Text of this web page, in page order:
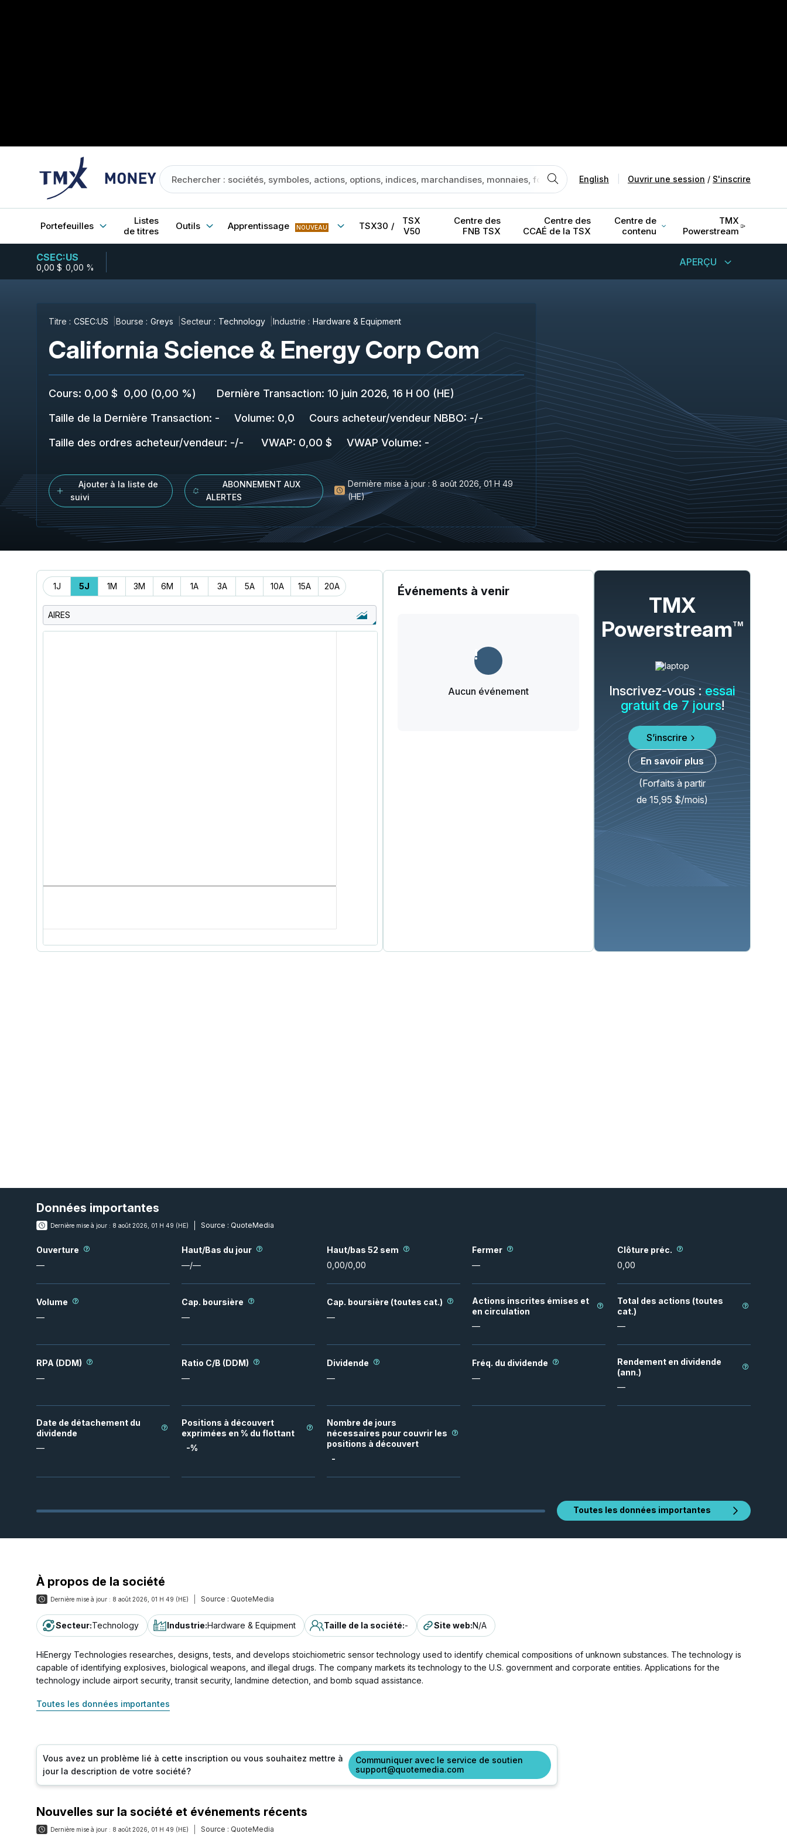
English Ouvrir une session / S'inscrire
Portefeuilles
Listes
de titres
Outils Apprentissage NOUVEAU TSX30 /
TSX
V50
Centre des
FNB TSX
Centre des
CCAÉ de la TSX
Centre de
contenu
TMX
Powerstream
CSEC:US
0,00 $-0,00 % APERÇU
Titre : CSEC:US Bourse : Greys Secteur : Technology Industrie : Hardware & Equipment
California Science & Energy Corp Com
Cours: 0,00 $ 0,00 (0,00 %) Dernière Transaction: 10 juin 2026, 16 H 00 (HE)
Taille de la Dernière Transaction: - Volume: 0,0 Cours acheteur/vendeur NBBO: -/-
Taille des ordres acheteur/vendeur: -/- VWAP: 0,00 $ VWAP Volume: -
Ajouter à la liste de
suivi
ABONNEMENT AUX
ALERTES
Dernière mise à jour : 8 août 2026, 01 H 49
(HE)
Période
1J 5J 1M 3M 6M 1A 3A 5A 10A 15A 20A
AIRES
Événements à venir
Aucun événement
TMX
PowerstreamTM
Inscrivez-vous :essai
gratuit de 7 jours!
S’inscrire
En savoir plus
(Forfaits à partir
de 15,95 $/mois)
Données importantes
Dernière mise à jour : 8 août 2026, 01 H 49 (HE) Source : QuoteMedia
Ouverture
—
Haut/Bas du jour
—/—
Haut/bas 52 sem
0,00/0,00
Fermer
—
Clôture préc.
0,00
Volume
—
Cap. boursière
—
Cap. boursière (toutes cat.)
—
Actions inscrites émises et
en circulation
—
Total des actions (toutes
cat.)
—
RPA (DDM)
—
Ratio C/B (DDM)
—
Dividende
—
Fréq. du dividende
—
Rendement en dividende
(ann.)
—
Date de détachement du
dividende
—
Positions à découvert
exprimées en % du flottant
-%
Nombre de jours
nécessaires pour couvrir les
positions à découvert
-
Toutes les données importantes
À propos de la société
Dernière mise à jour : 8 août 2026, 01 H 49 (HE) Source : QuoteMedia
Secteur:Technology Industrie:Hardware & Equipment Taille de la société:- Site web:N/A
HiEnergy Technologies researches, designs, tests, and develops stoichiometric sensor technology used to identify chemical compositions of unknown substances. The technology is
capable of identifying explosives, biological weapons, and illegal drugs. The company markets its technology to the U.S. government and corporate entities. Applications for the
technology include airport security, transit security, landmine detection, and bomb squad assistance.
Toutes les données importantes
Vous avez un problème lié à cette inscription ou vous souhaitez mettre à
jour la description de votre société?
Communiquer avec le service de soutien
support@quotemedia.com
Nouvelles sur la société et événements récents
Dernière mise à jour : 8 août 2026, 01 H 49 (HE) Source : QuoteMedia